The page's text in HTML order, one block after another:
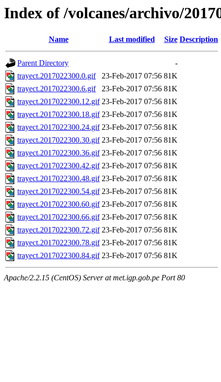
Index of /volcanes/archivo/
Name Last modified Size Description
Parent Directory
-
trayect.2017022300.0.gif
23-Feb-2017 07:56 81K
trayect.2017022300.6.gif
23-Feb-2017 07:56 81K
trayect.2017022300.12.gif 23-Feb-2017 07:56 81K
trayect.2017022300.18.gif 23-Feb-2017 07:56 81K
trayect.2017022300.24.gif 23-Feb-2017 07:56 81K
trayect.2017022300.30.gif 23-Feb-2017 07:56 81K
trayect.2017022300.36.gif 23-Feb-2017 07:56 81K
trayect.2017022300.42.gif 23-Feb-2017 07:56 81K
trayect.2017022300.48.gif 23-Feb-2017 07:56 81K
trayect.2017022300.54.gif 23-Feb-2017 07:56 81K
trayect.2017022300.60.gif 23-Feb-2017 07:56 81K
trayect.2017022300.66.gif 23-Feb-2017 07:56 81K
trayect.2017022300.72.gif 23-Feb-2017 07:56 81K
trayect.2017022300.78.gif 23-Feb-2017 07:56 81K
trayect.2017022300.84.gif 23-Feb-2017 07:56 81K
Apache/2.2.15 (CentOS) Server at met.igp.gob.pe Port 80